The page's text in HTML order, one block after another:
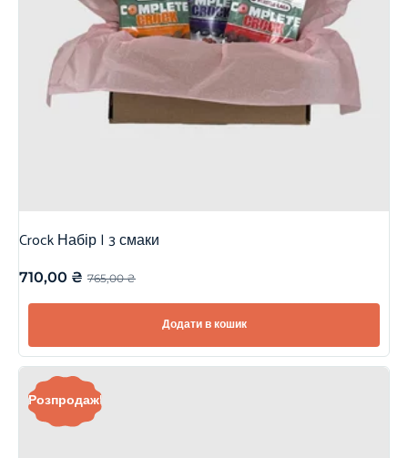
Crock Набір | 3 смаки
765,00₴
710,00 ₴
Додати в кошик
Розпродаж!